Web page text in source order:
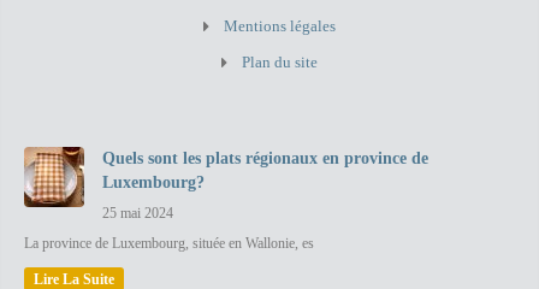
Mentions légales
Plan du site
Quels sont les plats régionaux en province de
Luxembourg?
25 mai 2024
La province de Luxembourg, située en Wallonie, es
Lire La Suite